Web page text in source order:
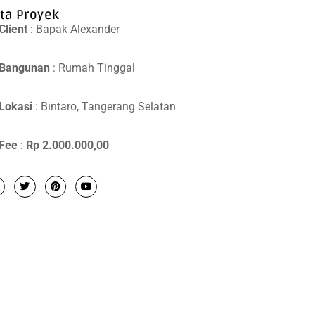
Proyek
: Bapak Alexander
: Rumah Tinggal
: Bintaro, Tangerang Selatan
: Rp 2.000.000,00